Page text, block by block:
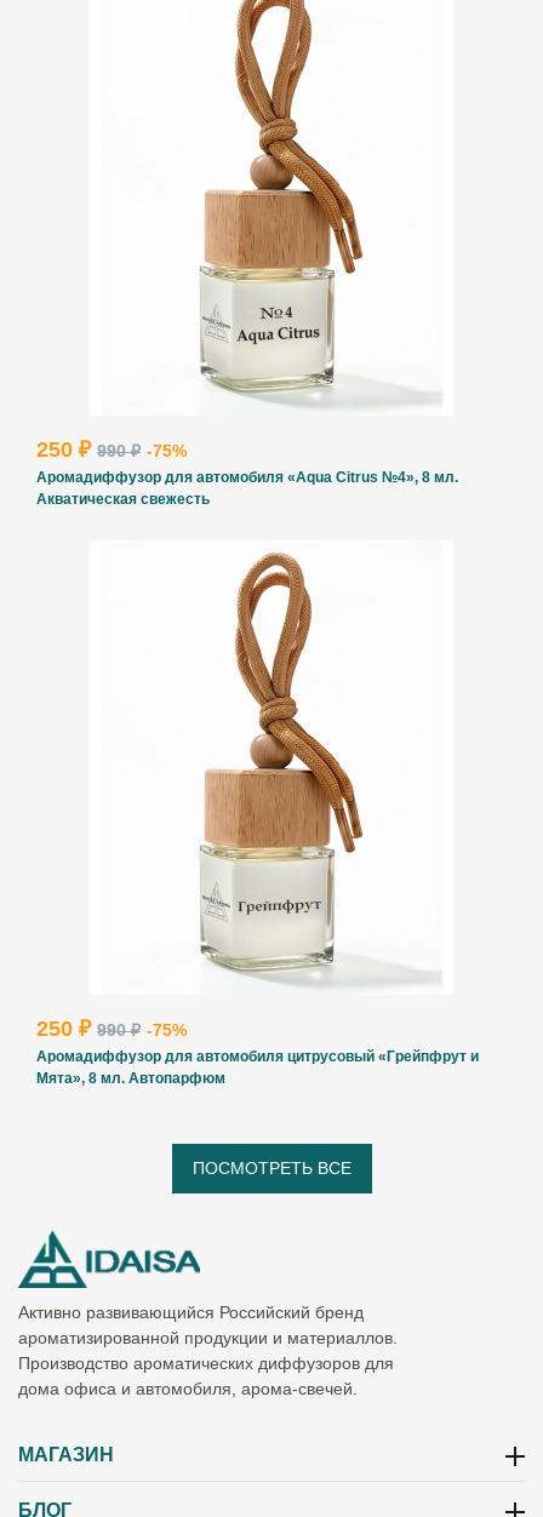
250 ₽ 990 ₽ -75%
Аромадиффузор для автомобиля «Aqua Citrus №4», 8 мл.
Акватическая свежесть
250 ₽ 990 ₽ -75%
Аромадиффузор для автомобиля цитрусовый «Грейпфрут и
Мята», 8 мл. Автопарфюм
ПОСМОТРЕТЬ ВСЕ
Активно развивающийся Российский бренд
ароматизированной продукции и материаллов.
Производство ароматических диффузоров для
дома офиса и автомобиля, арома-свечей.
МАГАЗИН
БЛОГ